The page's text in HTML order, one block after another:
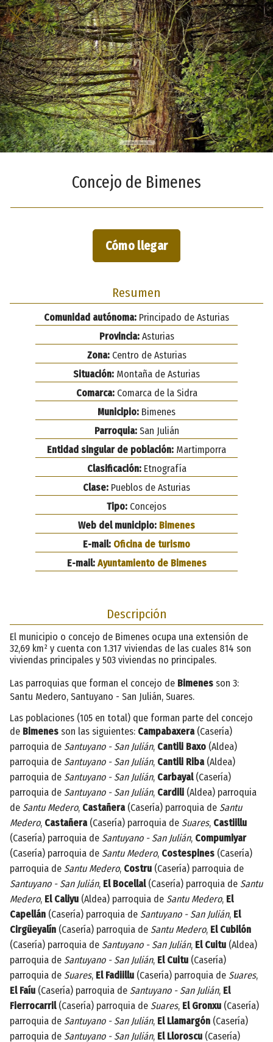
Concejo de Bimenes
Cómo llegar
Resumen
Comunidad autónoma: Principado de Asturias
Provincia:Asturias
Zona:Centro de Asturias
Situación: Montaña de Asturias
Comarca:Comarca de la Sidra
Municipio: Bimenes
Parroquia:San Julián
Entidad singular de población: Martimporra
Clasificación:Etnografía
Clase: Pueblos de Asturias
Tipo: Concejos
Web del municipio: Bimenes
E-mail: Oficina de turismo
E-mail: Ayuntamiento de Bimenes
Descripción
El municipio o concejo de Bimenes ocupa una extensión de
32,69 km² y cuenta con 1.317 viviendas de las cuales 814 son
viviendas principales y 503 viviendas no principales.
Las parroquias que forman el concejo de Bimenes son 3:
Santu Medero, Santuyano - San Julián, Suares.
Las poblaciones (105 en total) que forman parte del concejo
de Bimenes son las siguientes: Campabaxera(Casería)
parroquia de Santuyano - San Julián, Cantili Baxo (Aldea)
parroquia de Santuyano - San Julián, Cantili Riba(Aldea)
parroquia de Santuyano - San Julián, Carbayal(Casería)
parroquia de Santuyano - San Julián, Cardili (Aldea) parroquia
de Santu Medero, Castañera(Casería) parroquia de Santu
Medero, Castañera(Casería) parroquia de Suares, Castiillu
(Casería) parroquia de Santuyano - San Julián, Compumiyar
(Casería) parroquia de Santu Medero, Costespines (Casería)
parroquia de Santu Medero, Costru (Casería) parroquia de
Santuyano - San Julián, El Bocellal(Casería) parroquia de Santu
Medero, El Caliyu (Aldea) parroquia de Santu Medero, El
Capellán (Casería) parroquia de Santuyano - San Julián, El
Cirgüeyalín (Casería) parroquia de Santu Medero, El Cubilón
(Casería) parroquia de Santuyano - San Julián, El Cuitu (Aldea)
parroquia de Santuyano - San Julián, El Cuitu (Casería)
parroquia de Suares, El Fadiillu (Casería) parroquia de Suares,
El Faíu (Casería) parroquia de Santuyano - San Julián, El
Fierrocarril(Casería) parroquia de Suares, El Gronxu (Casería)
parroquia de Santuyano - San Julián, El Llamargón (Casería)
parroquia de Santuyano - San Julián, El Lloroscu (Casería)